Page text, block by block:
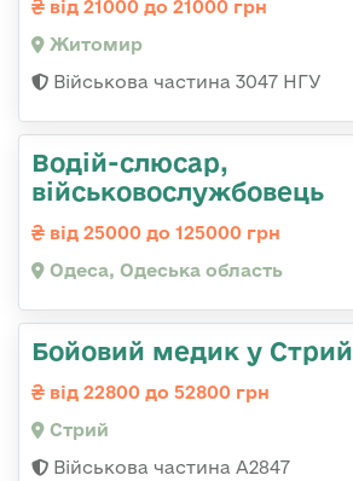
від 21000 до 21000 грн
Житомир
Військова частина 3047 НГУ
Водій-слюсаp,
військовослужбовець
від 25000 до 125000 грн
Одеса, Одеська область
Бойовий медик у Стрий
від 22800 до 52800 грн
Стрий
Військова частина А2847